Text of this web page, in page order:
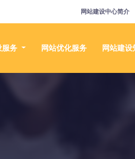
网站建设中心简介
服务 网站优化服务 网站建设